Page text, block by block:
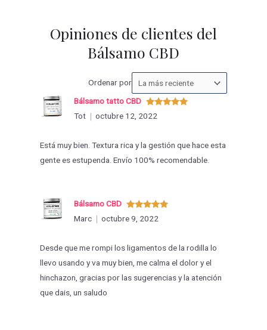
Opiniones de clientes del
Bálsamo CBD
Ordenar porOrdenar
las
Valorado
con
Bálsamo tatto CBD
Tot
octubre 12, 2022
Está muy bien. Textura rica y la gestión que hace esta
gente es estupenda. Envío 100% recomendable.
Valorado
con5de 5
Bálsamo CBD
Marc
octubre 9, 2022
Desde que me rompi los ligamentos de la rodilla lo
llevo usando y va muy bien, me calma el dolor y el
hinchazon, gracias por las sugerencias y la atención
que dais, un saludo